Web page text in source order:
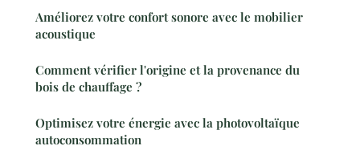
Améliorez votre confort sonore avec le mobilier
acoustique
Comment vérifier l'origine et la provenance du
bois de chauffage ?
Optimisez votre énergie avec la photovoltaïque
autoconsommation